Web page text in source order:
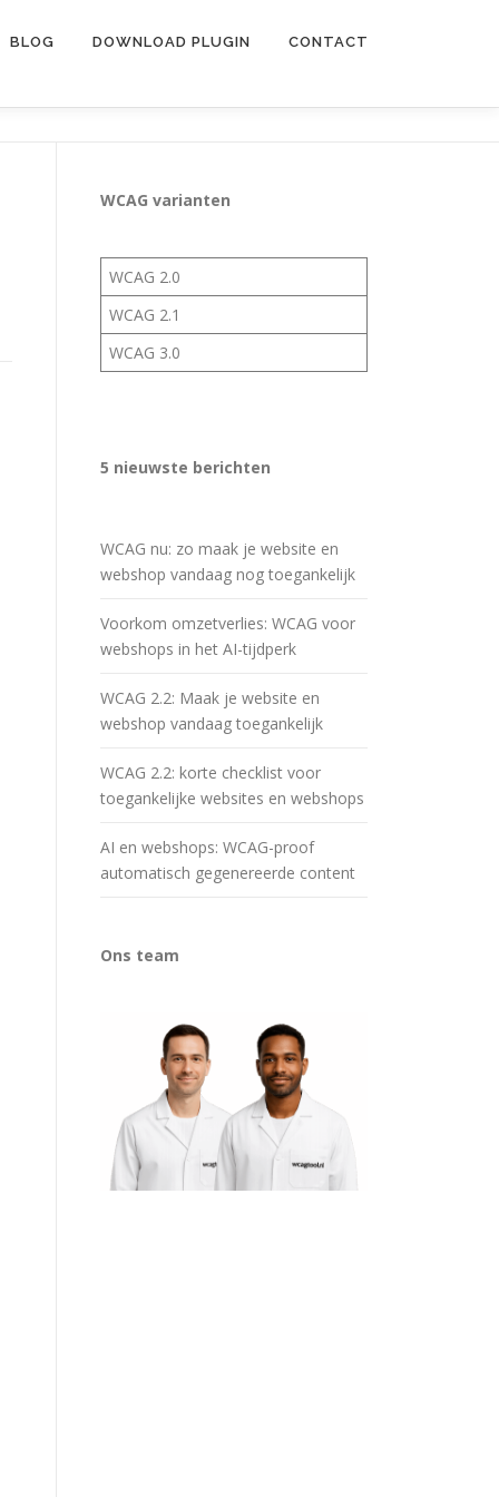
BLOG DOWNLOAD PLUGIN CONTACT
WCAG varianten
WCAG 2.0
WCAG 2.1
WCAG 3.0
5 nieuwste berichten
WCAG nu: zo maak je website en
webshop vandaag nog toegankelijk
Voorkom omzetverlies: WCAG voor
webshops in het AI-tijdperk
WCAG 2.2: Maak je website en
webshop vandaag toegankelijk
WCAG 2.2: korte checklist voor
toegankelijke websites en webshops
AI en webshops: WCAG-proof
automatisch gegenereerde content
Ons team